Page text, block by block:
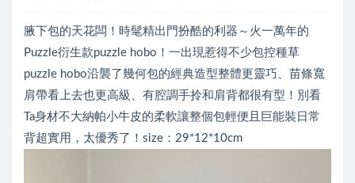
腋下包的天花闆！時髦精出門扮酷的利器～火一萬年的
Puzzle衍生款puzzle hobo！一出現惹得不少包控種草
puzzle hobo沿襲了幾何包的經典造型整體更靈巧、苗條寬
肩帶看上去也更高級、有腔調手拎和肩背都很有型！別看
Ta身材不大納帕小牛皮的柔軟讓整個包輕便且巨能裝日常
背超實用，太優秀了！size：29*12*10cm